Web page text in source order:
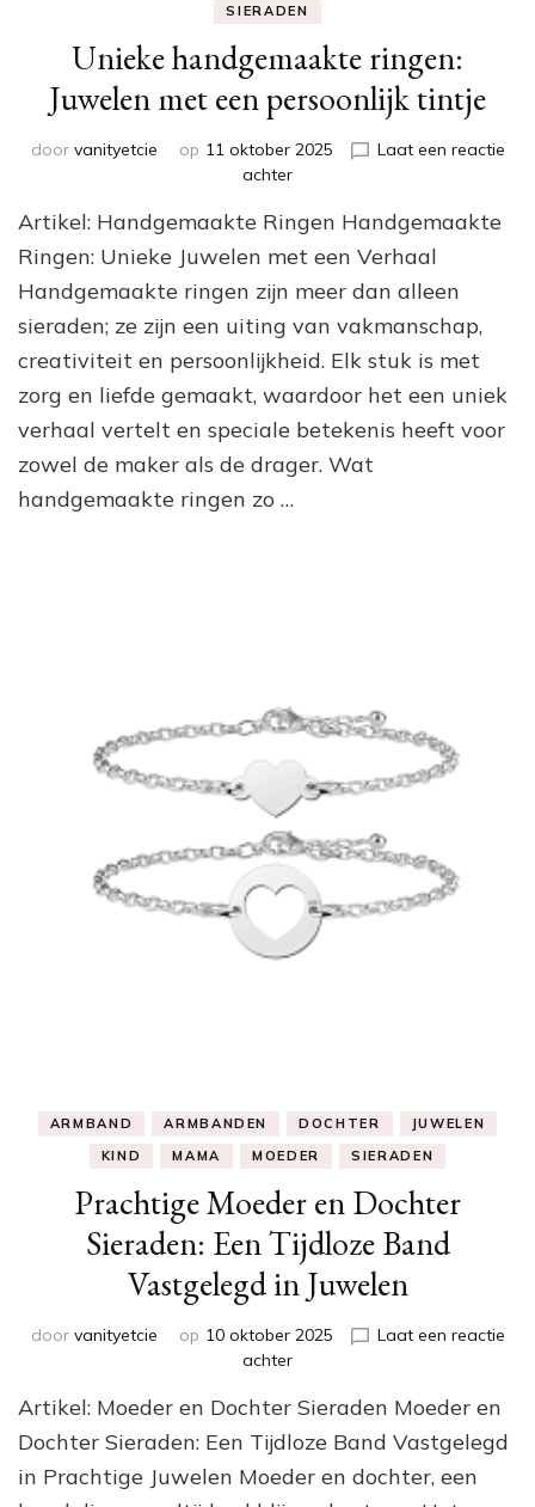
SIERADEN
Unieke handgemaakte ringen:
Juwelen met een persoonlijk tintje
door vanityetcie op 11 oktober 2025
Laat een reactie
achterop
handgemaakte
ringen:
met
een
persoonlijk
tintje
Artikel: Handgemaakte Ringen Handgemaakte
Ringen: Unieke Juwelen met een Verhaal
Handgemaakte ringen zijn meer dan alleen
sieraden; ze zijn een uiting van vakmanschap,
creativiteit en persoonlijkheid. Elk stuk is met
zorg en liefde gemaakt, waardoor het een uniek
verhaal vertelt en speciale betekenis heeft voor
zowel de maker als de drager. Wat
handgemaakte ringen zo …
ARMBAND ARMBANDEN DOCHTER
JUWELEN
KIND
MAMA MOEDER SIERADEN
Prachtige Moeder en Dochter
Sieraden: Een Tijdloze Band
Vastgelegd in Juwelen
door vanityetcie op 10 oktober 2025
Laat een reactie
achterop
Moeder
en
Sieraden:
Artikel: Moeder en Dochter Sieraden Moeder en
Dochter Sieraden: Een Tijdloze Band Vastgelegd
in Prachtige Juwelen Moeder en dochter, een